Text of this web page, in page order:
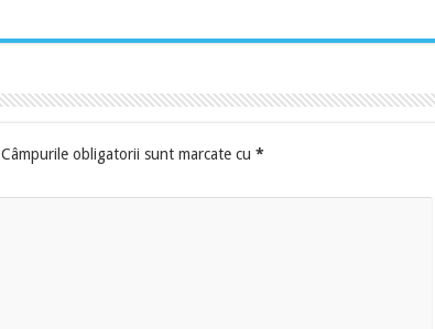
Câmpurile obligatorii sunt marcate cu *